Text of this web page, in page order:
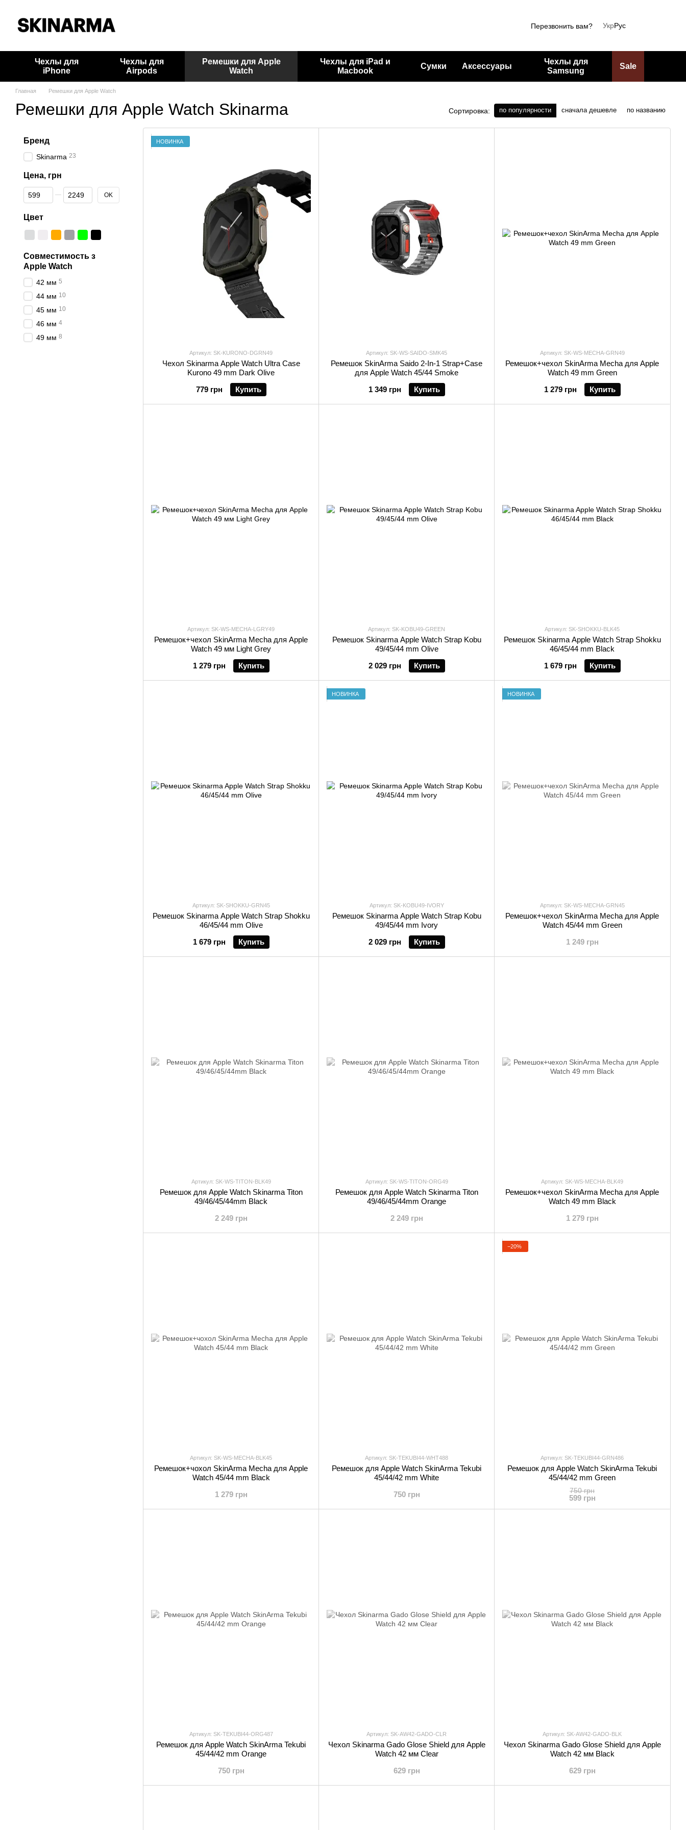
Перезвонить вам? УкрРус
Чехлы для
iPhone
Чехлы для
Airpods
Ремешки для Apple
Watch
Чехлы для iPad и
Macbook
Сумки Аксессуары
Чехлы для
Samsung
Sale
Главная Ремешки для Apple Watch
Ремешки для Apple Watch Skinarma Сортировка: по популярности сначала дешевле по названию
НОВИНКА
Артикул: SK-KURONO-DGRN49
Чехол Skinarma Apple Watch Ultra Case
Kurono 49 mm Dark Olive
779 грн
Купить
Артикул: SK-WS-SAIDO-SMK45
Ремешок SkinArma Saido 2-In-1 Strap+Case
для Apple Watch 45/44 Smoke
1 349 грн
Купить
Артикул: SK-WS-MECHA-GRN49
Ремешок+чехол SkinArma Mecha для Apple
Watch 49 mm Green
1 279 грн
Купить
Артикул: SK-WS-MECHA-LGRY49
Ремешок+чехол SkinArma Mecha для Apple
Watch 49 мм Light Grey
1 279 грн
Купить
Артикул: SK-KOBU49-GREEN
Ремешок Skinarma Apple Watch Strap Kobu
49/45/44 mm Olive
2 029 грн
Купить
Артикул: SK-SHOKKU-BLK45
Ремешок Skinarma Apple Watch Strap Shokku
46/45/44 mm Black
1 679 грн
Купить
Артикул: SK-SHOKKU-GRN45
Ремешок Skinarma Apple Watch Strap Shokku
46/45/44 mm Olive
1 679 грн
Купить
НОВИНКА
Артикул: SK-KOBU49-IVORY
Ремешок Skinarma Apple Watch Strap Kobu
49/45/44 mm Ivory
2 029 грн
Купить
НОВИНКА
Артикул: SK-WS-MECHA-GRN45
Ремешок+чехол SkinArma Mecha для Apple
Watch 45/44 mm Green
1 249 грн
Артикул: SK-WS-TITON-BLK49
Ремешок для Apple Watch Skinarma Titon
49/46/45/44mm Black
2 249 грн
Артикул: SK-WS-TITON-ORG49
Ремешок для Apple Watch Skinarma Titon
49/46/45/44mm Orange
2 249 грн
Артикул: SK-WS-MECHA-BLK49
Ремешок+чехол SkinArma Mecha для Apple
Watch 49 mm Black
1 279 грн
Артикул: SK-WS-MECHA-BLK45
Ремешок+чохол SkinArma Mecha для Apple
Watch 45/44 mm Black
1 279 грн
Артикул: SK-TEKUBI44-WHT488
Ремешок для Apple Watch SkinArma Tekubi
45/44/42 mm White
750 грн
−20%
Артикул: SK-TEKUBI44-GRN486
Ремешок для Apple Watch SkinArma Tekubi
45/44/42 mm Green
750 грн
599 грн
Артикул: SK-TEKUBI44-ORG487
Ремешок для Apple Watch SkinArma Tekubi
45/44/42 mm Orange
750 грн
Артикул: SK-AW42-GADO-CLR
Чехол Skinarma Gado Glose Shield для Apple
Watch 42 мм Clear
629 грн
Артикул: SK-AW42-GADO-BLK
Чехол Skinarma Gado Glose Shield для Apple
Watch 42 мм Black
629 грн
Бренд
Skinarma 23
Цена, грн
От Цена, грн
До Цена, грн OK
Цвет
Совместимость з
Apple Watch
42 мм 5
44 мм 10
45 мм 10
46 мм 4
49 мм 8